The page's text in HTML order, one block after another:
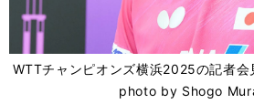
WTTチャンピオンズ横浜2025の記者
photo by Shogo